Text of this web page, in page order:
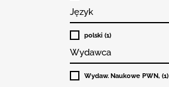
Język
polski (1)
Wydawca
Wydaw. Naukowe PWN, (1)